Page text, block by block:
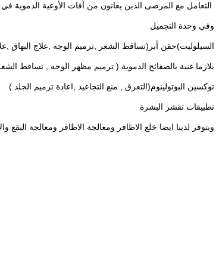
التعامل مع المرضى الذين يعانون من آفات الأوعية الدموية في
وفي وحدة التجميل
حقن أبر(تساقط الشعر ,ترميم الوجه ,علاج البهاقالسيلوليت)
بلازما غنية بالصفائح الدموية ( ترميم مظهر الوجه , تساقط
توكسين البوتولينوم(التعرق , منع التجاعيد ,اعادة ترميم الجلد )
تطبيقات تقشر البشرة
ويتوفر لدينا ايضا خلع الاظافر ومعالجة الاظافر ومعالجة